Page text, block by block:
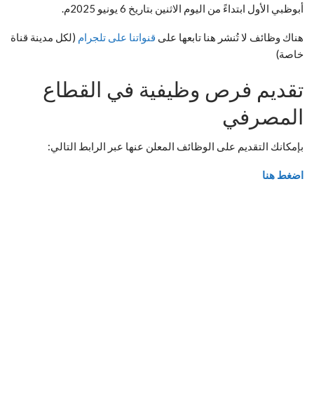
أبوظبي الأول ابتداءً من اليوم الاثنين بتاريخ 6 يونيو 2025م.
هناك وظائف لا تُنشر هنا تابعها على قنواتنا على تلجرام (لكل مدينة قناة
خاصة)
تقديم فرص وظيفية في القطاع
المصرفي
بإمكانك التقديم على الوظائف المعلن عنها عبر الرابط التالي:
اضغط هنا